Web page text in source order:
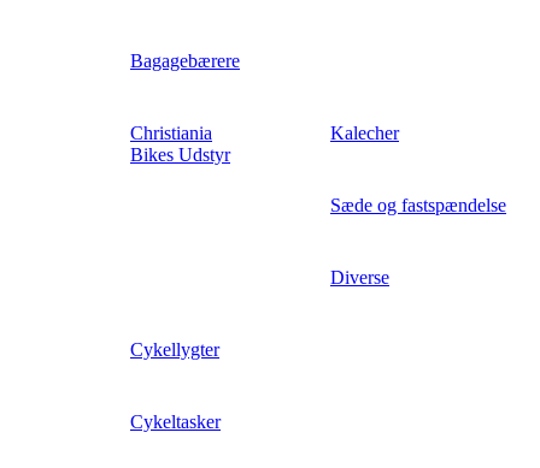
Bagagebærere
Christiania
Bikes Udstyr
Kalecher
Sæde og fastspændelse
Diverse
Cykellygter
Cykeltasker